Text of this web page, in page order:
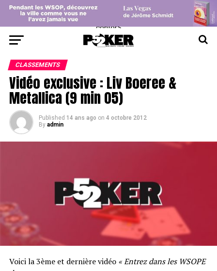
center>
CLASSEMENTS
Vidéo exclusive : Liv Boeree &
Metallica (9 min 05)
Published 14 ans ago on 4 octobre 2012
By admin
Voici la 3ème et dernière vidéo« Entrez dans les WSOPE